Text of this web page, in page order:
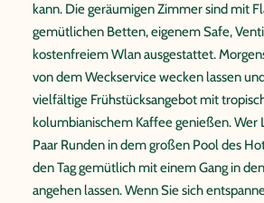
kann. Die geräumigen Zimmer sind mit
gemütlichen Betten, eigenem Safe,
kostenfreiem Wlan ausgestattet.
von dem Weckservice wecken lassen
vielfältige Frühstücksangebot mit
kolumbianischem Kaffee genießen. Wer
Paar Runden in dem großen Pool des
den Tag gemütlich mit einem Gang in
angehen lassen. Wenn Sie sich